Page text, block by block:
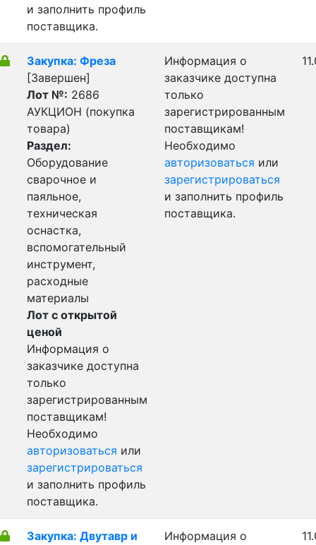
и заполнить профиль
поставщика.
Закупка: Фреза
[Завершен]
Лот №: 2686
АУКЦИОН (покупка
товара)
Раздел:
Оборудование
сварочное и
паяльное,
техническая
оснастка,
вспомогательный
инструмент,
расходные
материалы
Лот с открытой
ценой
Информация о
заказчике доступна
только
зарегистрированным
поставщикам!
Необходимо
авторизоваться или
зарегистрироваться
и заполнить профиль
поставщика.
Информация о
заказчике доступна
только
зарегистрированным
поставщикам!
Необходимо
авторизоваться или
зарегистрироваться
и заполнить профиль
поставщика.
Закупка: Двутавр и
Информация о